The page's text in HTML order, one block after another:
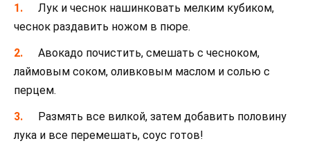
Лук и чеснок нашинковать мелким кубиком,
чеснок раздавить ножом в пюре.
Авокадо почистить, смешать с чесноком,
лаймовым соком, оливковым маслом и солью с
перцем.
Размять все вилкой, затем добавить половину
лука и все перемешать, соус готов!